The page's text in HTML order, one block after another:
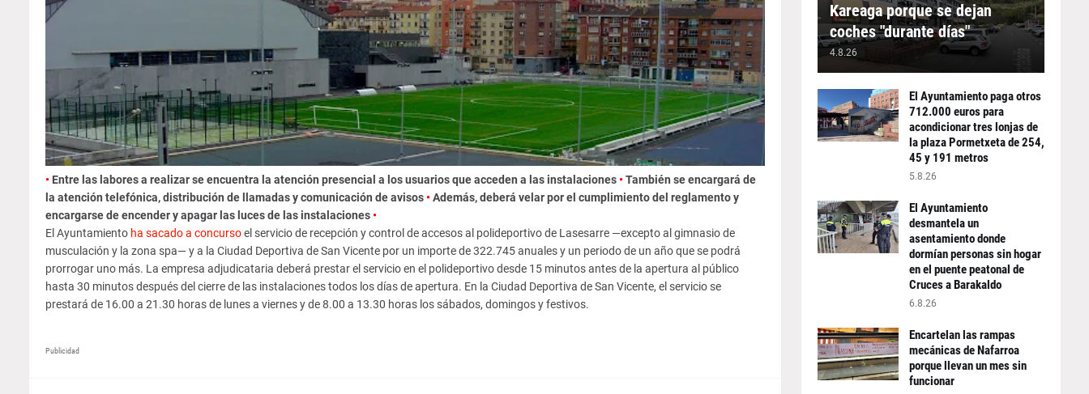
• Entre las labores a realizar se encuentra la atención presencial a los usuarios que acceden a las instalaciones •También se encargará de
la atención telefónica, distribución de llamadas y comunicación de avisos •Además, deberá velar por el cumplimiento del reglamento y
encargarse de encender y apagar las luces de las instalaciones •
El Ayuntamiento ha sacado a concursoel servicio de recepción y control de accesos al polideportivo de Lasesarre —excepto al gimnasio de
musculación y la zona spa— y a la Ciudad Deportiva de San Vicente por un importe de 322.745 anuales y un periodo de un año que se podrá
prorrogar uno más. La empresa adjudicataria deberá prestar el servicio en el polideportivo desde 15 minutos antes de la apertura al público
hasta 30 minutos después del cierre de las instalaciones todos los días de apertura. En la Ciudad Deportiva de San Vicente, el servicio se
prestará de 16.00 a 21.30 horas de lunes a viernes y de 8.00 a 13.30 horas los sábados, domingos y festivos.
Publicidad
Kareaga porque se dejan
coches "durante días"
4.8.26
El Ayuntamiento paga otros
712.000 euros para
acondicionar tres lonjas de
la plaza Pormetxeta de 254,
45 y 191 metros
5.8.26
El Ayuntamiento
desmantela un
asentamiento donde
dormían personas sin hogar
en el puente peatonal de
Cruces a Barakaldo
6.8.26
Encartelan las rampas
mecánicas de Nafarroa
porque llevan un mes sin
funcionar